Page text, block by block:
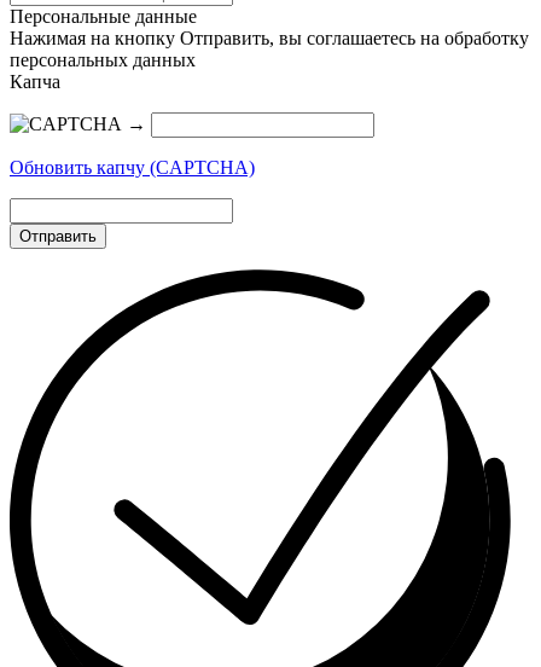
Персональные данные
Нажимая на кнопку Отправить, вы соглашаетесь на обработку
персональных данных
Капча
→
Обновить капчу (CAPTCHA)
Отправить